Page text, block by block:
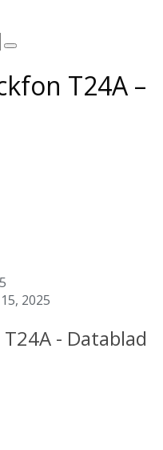
T24A –
2025
- Datablad